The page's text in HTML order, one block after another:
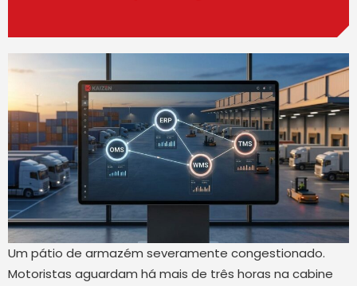
Um pátio de armazém severamente congestionado.
Motoristas aguardam há mais de três horas na cabine